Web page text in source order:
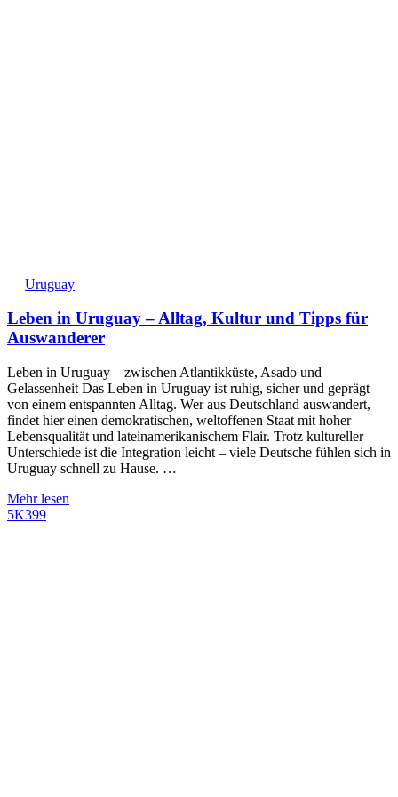
Uruguay
Leben in Uruguay – Alltag, Kultur und Tipps für
Auswanderer
Leben in Uruguay – zwischen Atlantikküste, Asado und
Gelassenheit Das Leben in Uruguay ist ruhig, sicher und geprägt
von einem entspannten Alltag. Wer aus Deutschland auswandert,
findet hier einen demokratischen, weltoffenen Staat mit hoher
Lebensqualität und lateinamerikanischem Flair. Trotz kultureller
Unterschiede ist die Integration leicht – viele Deutsche fühlen sich in
Uruguay schnell zu Hause. …
Mehr lesen
5K399